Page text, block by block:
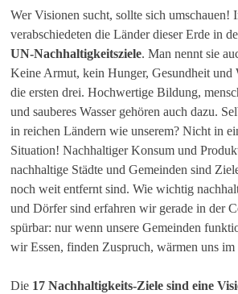
Wer Visionen sucht, sollte sich umschauen!
verabschiedeten die Länder dieser Erde in
UN-Nachhaltigkeitsziele. Man nennt sie
Keine Armut, kein Hunger, Gesundheit und
die ersten drei. Hochwertige Bildung,
und sauberes Wasser gehören auch dazu.
in reichen Ländern wie unserem? Nicht in
Situation! Nachhaltiger Konsum und
nachhaltige Städte und Gemeinden sind
noch weit entfernt sind. Wie wichtig
und Dörfer sind erfahren wir gerade in der
spürbar: nur wenn unsere Gemeinden
wir Essen, finden Zuspruch, wärmen uns
Die 17 Nachhaltigkeits-Ziele sind eine